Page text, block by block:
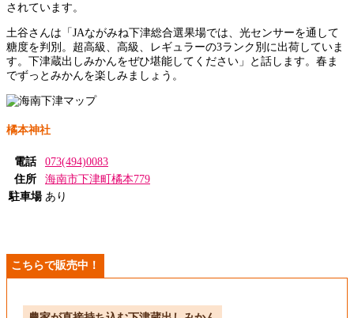
されています。
土谷さんは「JAながみね下津総合選果場では、光センサーを通して
糖度を判別。超高級、高級、レギュラーの3ランク別に出荷していま
す。下津蔵出しみかんをぜひ堪能してください」と話します。春ま
でずっとみかんを楽しみましょう。
橘本神社
電話
073(494)0083
住所
海南市下津町橘本779
駐車場 あり
こちらで販売中！